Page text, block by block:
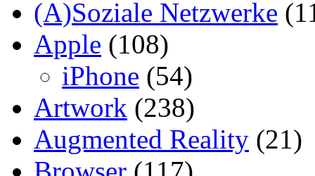
(A)Soziale Netzwerke
Apple (108)
iPhone (54)
Artwork (238)
Augmented Reality (21)